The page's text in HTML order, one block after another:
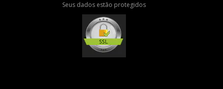
Seus dados estão protegidos